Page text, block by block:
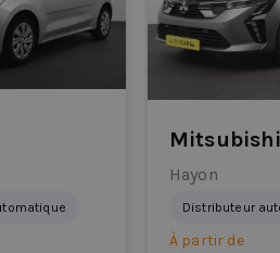
Hayon
Distributeur
À partir de